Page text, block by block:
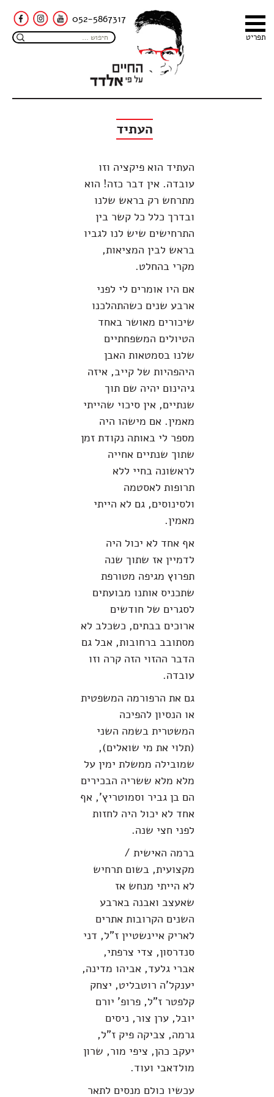
052-5867317
העתיד
העתיד הוא פיקציה וזו
עובדה. אין דבר כזה! הוא
מתרחש רק בראש שלנו
ובדרך כלל כל קשר בין
התרחישים שיש לנו לגביו
בראש לבין המציאות,
מקרי בהחלט.
אם היו אומרים לי לפני
ארבע שנים כשהתהלכנו
שיכורים מאושר באחד
הטיולים המשפחתיים
שלנו בסמטאות האבן
היהפהיות של קייב, איזה
גיהינום יהיה שם תוך
שנתיים, אין סיכוי שהייתי
מאמין. אם מישהו היה
מספר לי באותה נקודת זמן
שתוך שנתיים אחייה
לראשונה בחיי ללא
תרופות לאסטמה
ולסינוסים, גם לא הייתי
מאמין.
אף אחד לא יכול היה
לדמיין אז שתוך שנה
תפרוץ מגיפה מטורפת
שתכניס אותנו מבועתים
לסגרים של חודשים
ארוכים בבתים, כשכלב לא
מסתובב ברחובות, אבל גם
הדבר ההזוי הזה קרה וזו
עובדה.
גם את הרפורמה המשפטית
או הנסיון להפיכה
המשטרית בשמה השני
(תלוי את מי שואלים),
שמובילה ממשלת ימין על
מלא מלא ששריה הבכירים
הם בן גביר וסמוטריץ', אף
אחד לא יכול היה לחזות
לפני חצי שנה.
ברמה האישית /
מקצועית, בשום תרחיש
לא הייתי מנחש אז
שאעצב ואבנה בארבע
השנים הקרובות אתרים
לאריק איינשטיין ז"ל, דני
סנדרסון, צדי צרפתי,
אברי גלעד, אביהו מדינה,
יענקל'ה רוטבליט, יצחק
קלפטר ז"ל, פרופ' יורם
יובל, ערן צור, ניסים
גרמה, צביקה פיק ז"ל,
יעקב כהן, ציפי מור, שרון
מולדאבי ועוד.
עכשיו כולם מנסים לתאר
תפריט